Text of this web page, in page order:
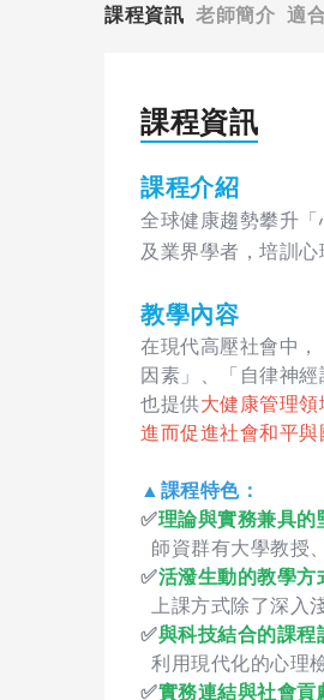
課程資訊 老師簡介 適
課程資訊
課程介紹
全球健康趨勢攀升
及業界學者，培訓
教學內容
在現代高壓社會中
因素」、「自律神
也提供大健康管理
進而促進社會和平與
▲課程特色：
✅理論與實務兼具的
師資群有大學教授
✅活潑生動的教學方
上課方式除了深入
✅與科技結合的課程
利用現代化的心理
✅實務連結與社會貢